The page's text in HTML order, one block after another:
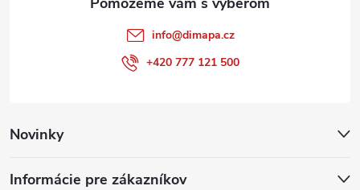
Novinky
Informácie pre zákazníkov
info@dimapa.cz
+420 777 121 500